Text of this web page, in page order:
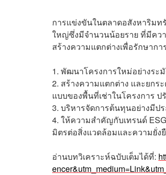
การแข่งขันในตลาดอสังหาริมท
ใหญ่ซึ่งมีจำนวนน้อยราย ที่มีคว
สร้างความแตกต่างเพื่อรักษาก
1. พัฒนาโครงการใหม่อย่างระ
2. สร้างความแตกต่าง และยก
แบบของพื้นที่เช่าในโครงการ
3. บริหารจัดการต้นทุนอย่างมีป
4. ให้ความสำคัญกับเทรนด์
มิตรต่อสิ่งแวดล้อมและความยั่ง
อ่านบทวิเคราะห์ฉบับเต็มได้ที่: